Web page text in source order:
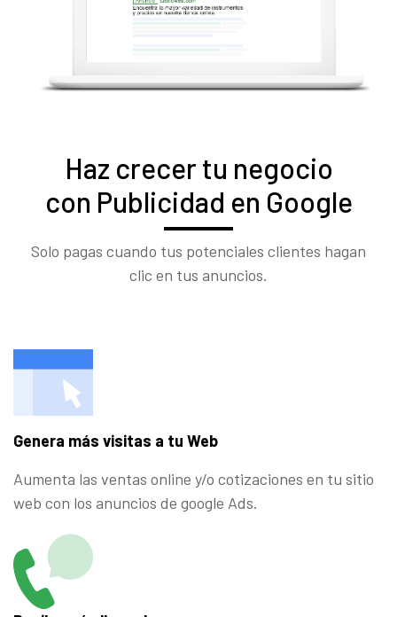
Haz crecer tu negocio
con Publicidad en Google
Solo pagas cuando tus potenciales clientes hagan
clic en tus anuncios.
Genera más visitas a tu Web
Aumenta las ventas online y/o cotizaciones en tu sitio
web con los anuncios de google Ads.